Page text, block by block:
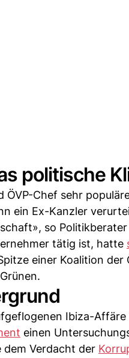
politische
ÖVP-Chef sehr
ein Ex-Kanzler
so
tätig ist, hatte
einer Koalition der
Ibiza-
einen
dem Verdacht der